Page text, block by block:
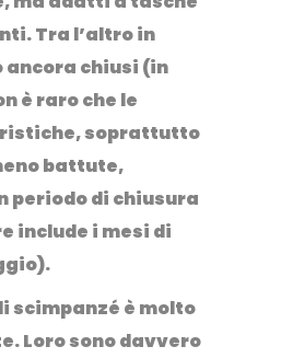
Tra l’altro in
ancora chiusi (in
è raro che le
soprattutto
battute,
periodo di chiusura
include i mesi di
scimpanzé è molto
Loro sono davvero